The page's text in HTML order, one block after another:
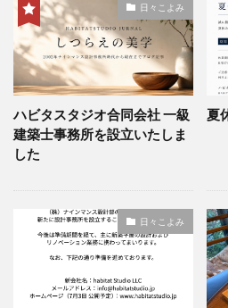
日々こよみ
ハビタスタジオ合同会社 一級
建築士事務所を設立いたしま
した
夏
日々こよみ
メディア雑誌掲載
メンテナン
全館空調
共同住宅 古材
家電
店舗デザイン 建
手摺
暖房設備 書籍
植物
模型 注文住宅
表札
造り付け家具 鍵
検索